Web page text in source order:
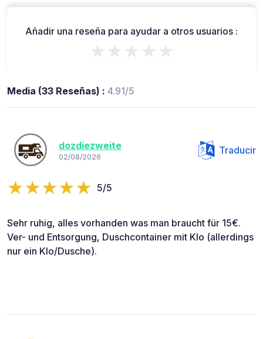
Añadir una reseña para ayudar a otros usuarios :
★★★★★
Media (33 Reseñas) : 4.91/5
dozdiezweite
02/08/2026
Traducir
5/5
Sehr ruhig, alles vorhanden was man braucht für 15€.
Ver- und Entsorgung, Duschcontainer mit Klo (allerdings
nur ein Klo/Dusche).